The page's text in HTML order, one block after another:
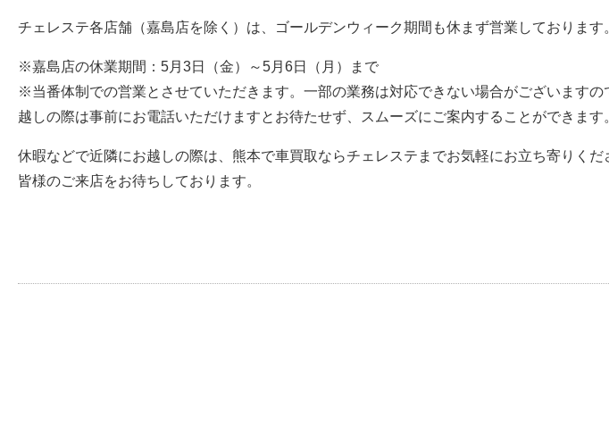
チェレステ各店舗（嘉島店を除く）は、ゴールデンウィーク期間も休まず営業しております
※嘉島店の休業期間：5月3日（金）～5月6日（月）まで
※当番体制での営業とさせていただきます。一部の業務は対応できない場合がございます
越しの際は事前にお電話いただけますとお待たせず、スムーズにご案内することができます
休暇などで近隣にお越しの際は、熊本で車買取ならチェレステまでお気軽にお立ち寄りくだ
皆様のご来店をお待ちしております。